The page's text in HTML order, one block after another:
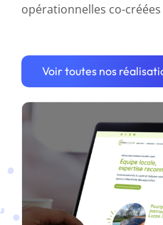
opérationnelles co-
Voir toutes nos
Optimisation de